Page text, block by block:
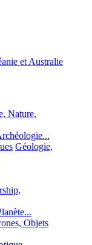
et Australie
Nature,
Géologie,
Objets